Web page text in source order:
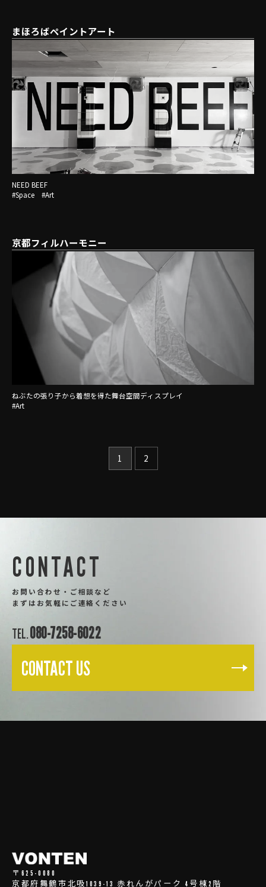
まほろばペイントアート
NEED BEEF
#Space #Art
京都フィルハーモニー
ねぶたの張り子から着想を得た舞台空間ディスプレイ
#Art
1 2
お問い合わせ・ご相談など
まずはお気軽にご連絡ください
CONTACT
TEL.080-7258-6022
CONTACT US
〒625-0080
京都府舞鶴市北吸1039-13 赤れんがパーク 4号棟2階